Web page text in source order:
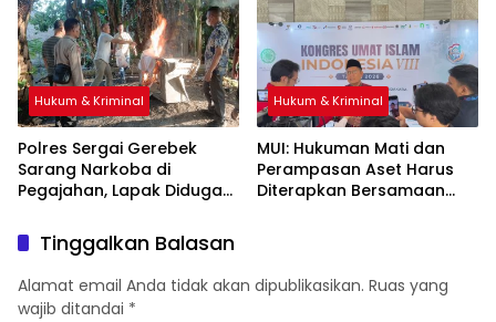
Miliar
Hukum & Kriminal
Polres Sergai Gerebek
Sarang Narkoba di
Pegajahan, Lapak Diduga
Dibakar
Hukum & Kriminal
‎MUI: Hukuman Mati dan
Perampasan Aset Harus
Diterapkan Bersamaan
Tinggalkan Balasan
Alamat email Anda tidak akan dipublikasikan. Ruas yang
wajib ditandai *